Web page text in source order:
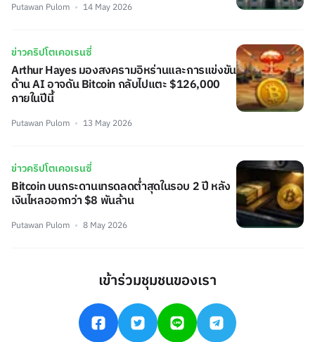
Putawan Pulom 14 May 2026
ข่าวคริปโตเคอเรนซี่
Arthur Hayes มองสงครามอิหร่านและการแข่งขัน
ด้าน AI อาจดัน Bitcoin กลับไปแตะ $126,000
ภายในปีนี้
Putawan Pulom 13 May 2026
ข่าวคริปโตเคอเรนซี่
Bitcoin บนกระดานเทรดลดต่ำสุดในรอบ 2 ปี หลัง
เงินไหลออกกว่า $8 พันล้าน
Putawan Pulom 8 May 2026
เข้าร่วมชุมชนของเรา